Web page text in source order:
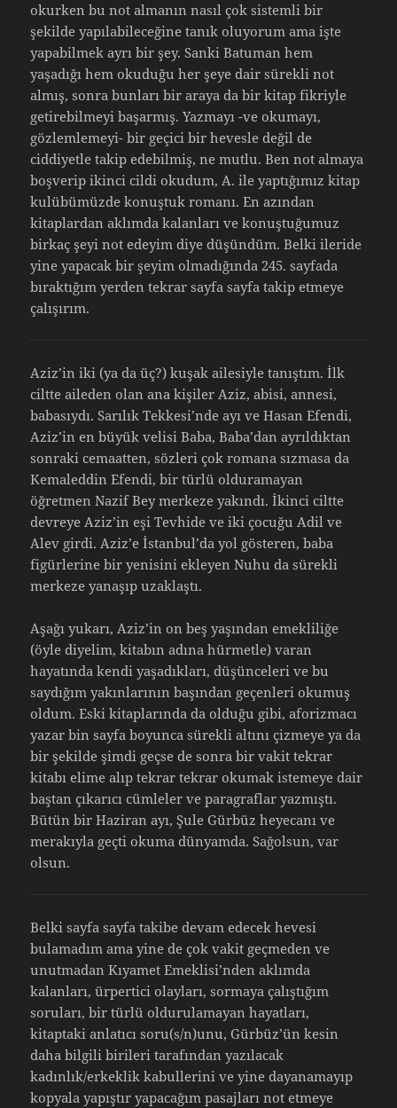
okurken bu not almanın nasıl çok sistemli bir
şekilde yapılabileceğine tanık oluyorum ama işte
yapabilmek ayrı bir şey. Sanki Batuman hem
yaşadığı hem okuduğu her şeye dair sürekli not
almış, sonra bunları bir araya da bir kitap fikriyle
getirebilmeyi başarmış. Yazmayı -ve okumayı,
gözlemlemeyi- bir geçici bir hevesle değil de
ciddiyetle takip edebilmiş, ne mutlu. Ben not almaya
boşverip ikinci cildi okudum, A. ile yaptığımız kitap
kulübümüzde konuştuk romanı. En azından
kitaplardan aklımda kalanları ve konuştuğumuz
birkaç şeyi not edeyim diye düşündüm. Belki ileride
yine yapacak bir şeyim olmadığında 245. sayfada
bıraktığım yerden tekrar sayfa sayfa takip etmeye
çalışırım.
Aziz’in iki (ya da üç?) kuşak ailesiyle tanıştım. İlk
ciltte aileden olan ana kişiler Aziz, abisi, annesi,
babasıydı. Sarılık Tekkesi’nde ayı ve Hasan Efendi,
Aziz’in en büyük velisi Baba, Baba’dan ayrıldıktan
sonraki cemaatten, sözleri çok romana sızmasa da
Kemaleddin Efendi, bir türlü olduramayan
öğretmen Nazif Bey merkeze yakındı. İkinci ciltte
devreye Aziz’in eşi Tevhide ve iki çocuğu Adil ve
Alev girdi. Aziz’e İstanbul’da yol gösteren, baba
figürlerine bir yenisini ekleyen Nuhu da sürekli
merkeze yanaşıp uzaklaştı.
Aşağı yukarı, Aziz’in on beş yaşından emekliliğe
(öyle diyelim, kitabın adına hürmetle) varan
hayatında kendi yaşadıkları, düşünceleri ve bu
saydığım yakınlarının başından geçenleri okumuş
oldum. Eski kitaplarında da olduğu gibi, aforizmacı
yazar bin sayfa boyunca sürekli altını çizmeye ya da
bir şekilde şimdi geçse de sonra bir vakit tekrar
kitabı elime alıp tekrar tekrar okumak istemeye dair
baştan çıkarıcı cümleler ve paragraflar yazmıştı.
Bütün bir Haziran ayı, Şule Gürbüz heyecanı ve
merakıyla geçti okuma dünyamda. Sağolsun, var
olsun.
Belki sayfa sayfa takibe devam edecek hevesi
bulamadım ama yine de çok vakit geçmeden ve
unutmadan Kıyamet Emeklisi’nden aklımda
kalanları, ürpertici olayları, sormaya çalıştığım
soruları, bir türlü oldurulamayan hayatları,
kitaptaki anlatıcı soru(s/n)unu, Gürbüz’ün kesin
daha bilgili birileri tarafından yazılacak
kadınlık/erkeklik kabullerini ve yine dayanamayıp
kopyala yapıştır yapacağım pasajları not etmeye